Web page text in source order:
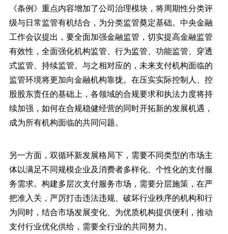
《条例》重点内容增加了公司治理模块，将周期性分类评
级与日常监管有机结合，为分类监管奠定基础。中央金融
工作会议提出，要全面加强金融监管，切实提高金融监管
有效性，全面强化机构监管、行为监管、功能监管、穿透
式监管、持续监管。与之相对应的，未来支付机构面临的
监管环境将更加向金融机构靠拢。在压实实际控制人、控
股股东责任的基础上，各领域的合规要求和执法力度将持
续加强，如何在合规稳健经营的同时开拓新的发展机遇，
成为所有机构面临的共同问题。
另一方面，双循环新发展格局下，需要不同类型的市场主
体以满足不同规模企业及消费者多样化、个性化的支付服
务需求。构建多层次支付服务市场，需要分层施策，在严
把准入关，严厉打击违法违规、破坏行业秩序的机构和行
为同时，结合市场发展变化、为优质机构提供便利，推动
支付行业优化供给，需要全行业的共同努力。